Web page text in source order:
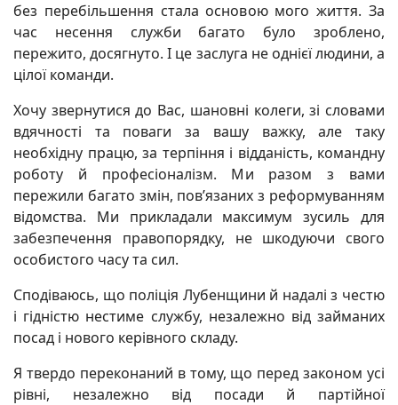
без перебільшення стала основою мого життя. За
час несення служби багато було зроблено,
пережито, досягнуто. І це заслуга не однієї людини, а
цілої команди.
Хочу звернутися до Вас, шановні колеги, зі словами
вдячності та поваги за вашу важку, але таку
необхідну працю, за терпіння і відданість, командну
роботу й професіоналізм. Ми разом з вами
пережили багато змін, пов’язаних з реформуванням
відомства. Ми прикладали максимум зусиль для
забезпечення правопорядку, не шкодуючи свого
особистого часу та сил.
Сподіваюсь, що поліція Лубенщини й надалі з честю
і гідністю нестиме службу, незалежно від займаних
посад і нового керівного складу.
Я твердо переконаний в тому, що перед законом усі
рівні, незалежно від посади й партійної